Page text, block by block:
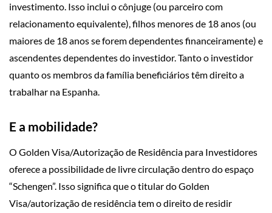
investimento. Isso inclui o cônjuge (ou parceiro com
relacionamento equivalente), filhos menores de 18 anos (ou
maiores de 18 anos se forem dependentes financeiramente) e
ascendentes dependentes do investidor. Tanto o investidor
quanto os membros da família beneficiários têm direito a
trabalhar na Espanha.
E a mobilidade?
O Golden Visa/Autorização de Residência para Investidores
oferece a possibilidade de livre circulação dentro do espaço
“Schengen”. Isso significa que o titular do Golden
Visa/autorização de residência tem o direito de residir